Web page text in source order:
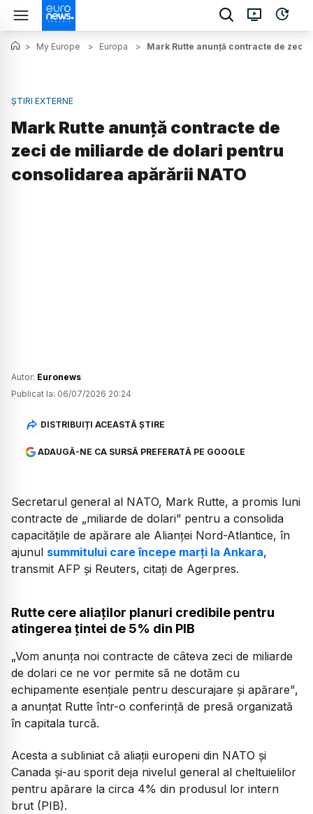
> My Europe > Europa > Mark Rutte anunță contracte de
ȘTIRI EXTERNE
Mark Rutte anunță contracte de
zeci de miliarde de dolari pentru
consolidarea apărării NATO
Autor: Euronews
Publicat la: 06/07/2026 20:24
DISTRIBUIȚI ACEASTĂ ȘTIRE
ADAUGĂ-NE CA SURSĂ PREFERATĂ PE GOOGLE
Secretarul general al NATO, Mark Rutte, a promis luni
contracte de „miliarde de dolari” pentru a consolida
capacitățile de apărare ale Alianței Nord-Atlantice, în
ajunul summitului care începe marți la Ankara,
transmit AFP și Reuters, citați de Agerpres.
Rutte cere aliaților planuri credibile pentru
atingerea țintei de 5% din PIB
„Vom anunța noi contracte de câteva zeci de miliarde
de dolari ce ne vor permite să ne dotăm cu
echipamente esențiale pentru descurajare și apărare”,
a anunțat Rutte într-o conferință de presă organizată
în capitala turcă.
Acesta a subliniat că aliații europeni din NATO și
Canada și-au sporit deja nivelul general al cheltuielilor
pentru apărare la circa 4% din produsul lor intern
brut (PIB).